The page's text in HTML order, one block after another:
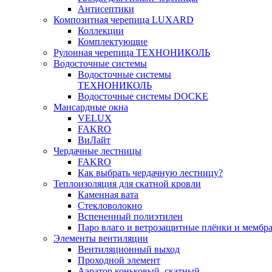
Антисептики
Композитная черепица LUXARD
Коллекции
Комплектующие
Рулонная черепица ТЕХНОНИКОЛЬ
Водосточные системы
Водосточные системы
ТЕХНОНИКОЛЬ
Водосточные системы DOCKE
Мансардные окна
VELUX
FAKRO
ВиЛайт
Чердачные лестницы
FAKRO
Как выбрать чердачную лестницу?
Теплоизоляция для скатной кровли
Каменная вата
Стекловолокно
Вспененный полиэтилен
Паро влаго и ветрозащитные плёнки и
Элементы вентиляции
Вентиляционный выход
Проходной элемент